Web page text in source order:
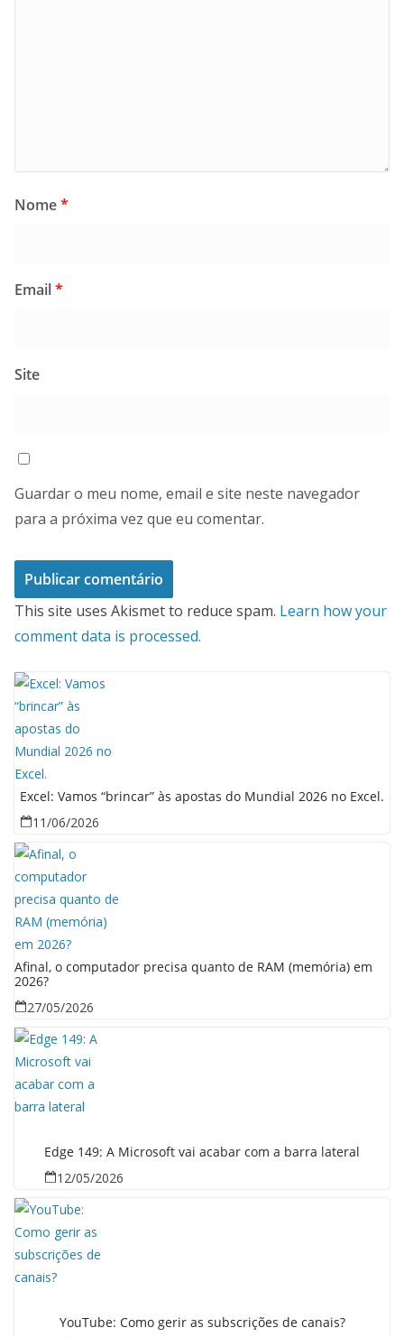
Nome*
Email*
Site
Guardar o meu nome, email e site neste navegador
para a próxima vez que eu comentar.
This site uses Akismet to reduce spam. Learn how your
comment data is processed.
Excel: Vamos “brincar” às apostas do Mundial 2026 no Excel.
11/06/2026
Afinal, o computador precisa quanto de RAM (memória) em
2026?
27/05/2026
Edge 149: A Microsoft vai acabar com a barra lateral
12/05/2026
YouTube: Como gerir as subscrições de canais?